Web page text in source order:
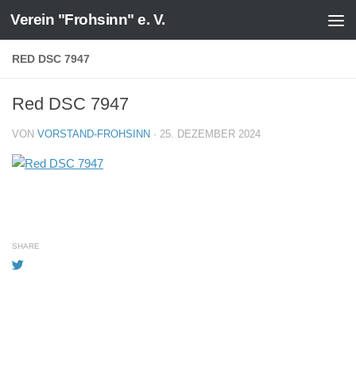
Zum Inhalt springen
Verein "Frohsinn" e. V.
RED DSC 7947
Red DSC 7947
VON VORSTAND-FROHSINN · 25. DEZEMBER 2024
SHARE